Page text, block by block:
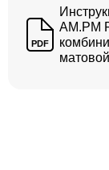
PDF
AM.PM